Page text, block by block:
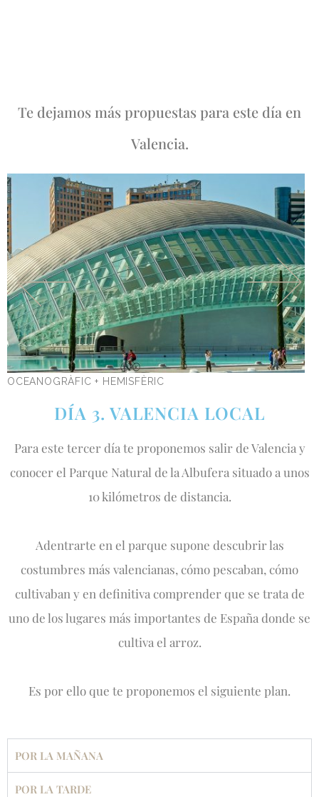
Te dejamos más propuestas para este día en
Valencia.
OCEANOGRÀFIC + HEMISFÈRIC
DÍA 3. VALENCIA LOCAL
Para este tercer día te proponemos salir de Valencia y
conocer el Parque Natural de la Albufera situado a unos
10 kilómetros de distancia.
Adentrarte en el parque supone descubrir las
costumbres más valencianas, cómo pescaban, cómo
cultivaban y en definitiva comprender que se trata de
uno de los lugares más importantes de España donde se
cultiva el arroz.
Es por ello que te proponemos el siguiente plan.
POR LA MAÑANA
POR LA TARDE